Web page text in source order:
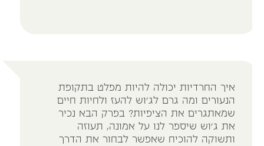
איך החרדיות יכולה להיות מפלט בתקופת
הנעורים ומה גרם לג'וש להעז ולחיות חיים
שמאתגרים את הציפיות? בפרק הבא נכיר
את ג'וש שיספר לנו על אמונה, תעוזה
ותשוקה להוכיח שאפשר לבחור את הדרך